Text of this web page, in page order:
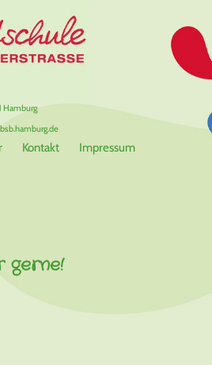
Kontakt
Impressum
Hamburg
gerne!